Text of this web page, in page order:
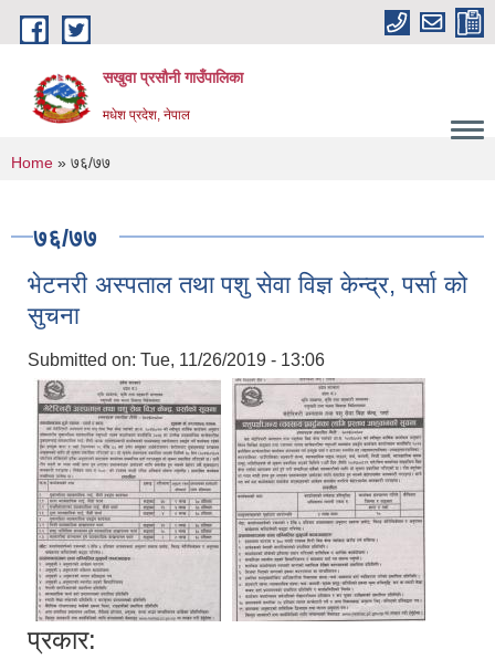
Skip to main content
सखुवा प्रसौनी गाउँपालिका
मधेश प्रदेश, नेपाल
You are here
Home » ७६/७७
७६/७७
भेटनरी अस्पताल तथा पशु सेवा विज्ञ केन्द्र, पर्सा को
सुचना
Submitted on: Tue, 11/26/2019 - 13:06
प्रकार: